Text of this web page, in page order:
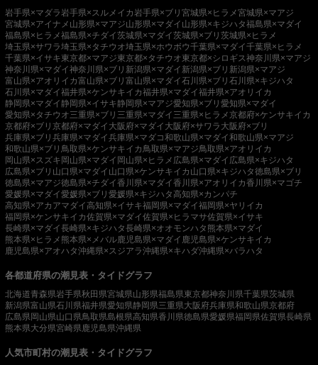
岩手県×マダラ 岩手県×スルメイカ 岩手県×ブリ 宮城県×ヒラメ宮城県×マアジ
宮城県×アイナメ 山形県×マアジ山形県×マダイ 山形県×キジハタ福島県×マダイ
福島県×ヒラメ福島県×チダイ茨城県×マダイ茨城県×ブリ 茨城県×ヒラメ
埼玉県×サワラ埼玉県×タチウオ埼玉県×ホウボウ千葉県×マダイ千葉県×ヒラメ
千葉県×イサキ東京都×マアジ東京都×タチウオ東京都×シロギス神奈川県×マアジ
神奈川県×マダイ神奈川県×ブリ 新潟県×マダイ 新潟県×ブリ 新潟県×マアジ
富山県×アオリイカ富山県×ブリ 富山県×マダイ石川県×ブリ 石川県×キジハタ
石川県×マダイ福井県×ケンサキイカ福井県×マダイ福井県×アオリイカ
静岡県×マダイ静岡県×イサキ静岡県×マアジ愛知県×ブリ 愛知県×マダイ
愛知県×タチウオ三重県×ブリ 三重県×マダイ 三重県×ヒラメ京都府×ケンサキイカ
京都府×ブリ 京都府×マダイ 大阪府×マダイ 大阪府×サワラ 大阪府×ブリ
兵庫県×ブリ 兵庫県×マダイ兵庫県×マダコ和歌山県×マダイ和歌山県×マアジ
和歌山県×ブリ 鳥取県×ケンサキイカ 鳥取県×マアジ鳥取県×アオリイカ
岡山県×スズキ岡山県×マダイ 岡山県×ヒラメ 広島県×マダイ 広島県×キジハタ
広島県×ブリ 山口県×マダイ 山口県×ケンサキイカ 山口県×キジハタ徳島県×ブリ
徳島県×マアジ徳島県×チダイ香川県×マダイ香川県×アオリイカ香川県×マゴチ
愛媛県×マダイ愛媛県×ブリ 愛媛県×キジハタ高知県×カンパチ
高知県×アカアマダイ高知県×イサキ福岡県×マダイ福岡県×ヤリイカ
福岡県×ケンサキイカ佐賀県×マダイ佐賀県×ヒラマサ佐賀県×イサキ
長崎県×マダイ長崎県×キジハタ長崎県×オオモンハタ 熊本県×マダイ
熊本県×ヒラメ 熊本県×メバル鹿児島県×マダイ 鹿児島県×ケンサキイカ
鹿児島県×アオハタ沖縄県×スジアラ沖縄県×キハダ沖縄県×バラハタ
各都道府県の潮見表・タイドグラフ
北海道青森県岩手県秋田県宮城県山形県福島県東京都神奈川県千葉県茨城県
新潟県富山県石川県福井県愛知県静岡県三重県大阪府兵庫県和歌山県京都府
広島県岡山県山口県鳥取県島根県高知県香川県徳島県愛媛県福岡県佐賀県長崎県
熊本県大分県宮崎県 鹿児島県沖縄県
人気市町村の潮見表・タイドグラフ